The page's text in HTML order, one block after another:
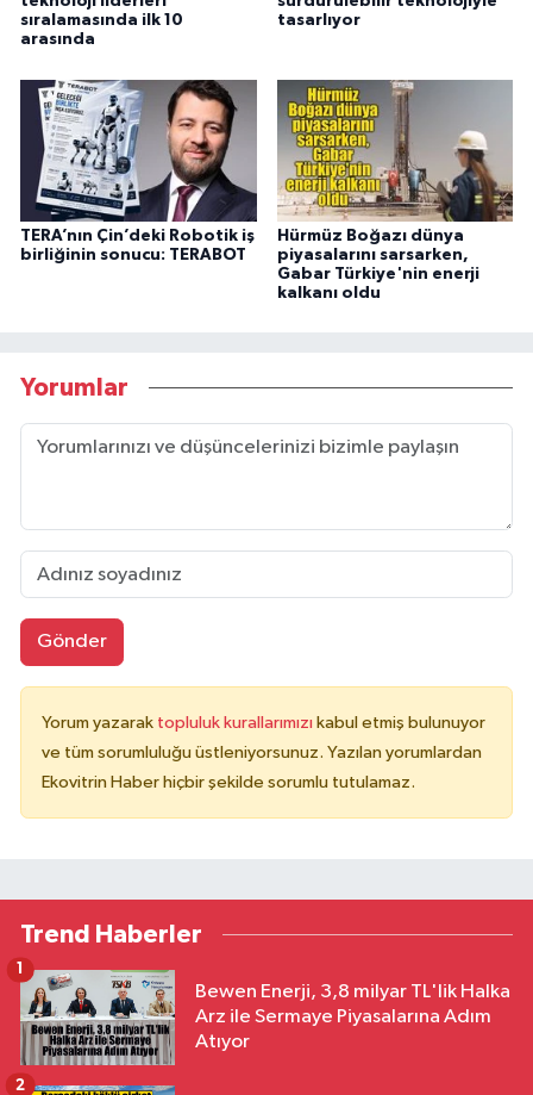
sıralamasında ilk 10
arasında
tasarlıyor
TERA’nın Çin’deki Robotik iş
birliğinin sonucu: TERABOT
Hürmüz Boğazı dünya
piyasalarını sarsarken,
Gabar Türkiye'nin enerji
kalkanı oldu
Yorumlar
Gönder
Yorum yazarak topluluk kurallarımızı kabul etmiş bulunuyor
ve tüm sorumluluğu üstleniyorsunuz. Yazılan yorumlardan
Ekovitrin Haber hiçbir şekilde sorumlu tutulamaz.
Trend Haberler
Bewen Enerji, 3,8 milyar TL'lik Halka
Arz ile Sermaye Piyasalarına Adım
Atıyor
1
2